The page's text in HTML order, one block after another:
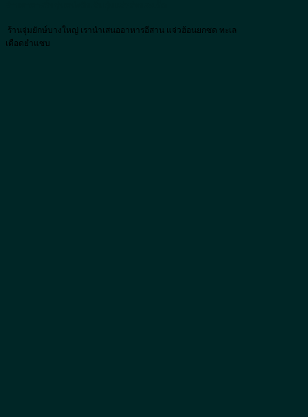
ร้านจุ่มยักษ์บางใหญ่ เรานำเสนออาหารอีสาน แจ่วฮ้อนยกซด ทะเล
เดือดยำแซบ